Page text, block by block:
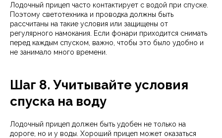
Лодочный прицеп часто контактирует с водой при спуске.
Поэтому светотехника и проводка должны быть
рассчитаны на такие условия или защищены от
регулярного намокания. Если фонари приходится снимать
перед каждым спуском, важно, чтобы это было удобно и
не занимало много времени.
Шаг 8. Учитывайте условия
спуска на воду
Лодочный прицеп должен быть удобен не только на
дороге, но и у воды. Хороший прицеп может оказаться